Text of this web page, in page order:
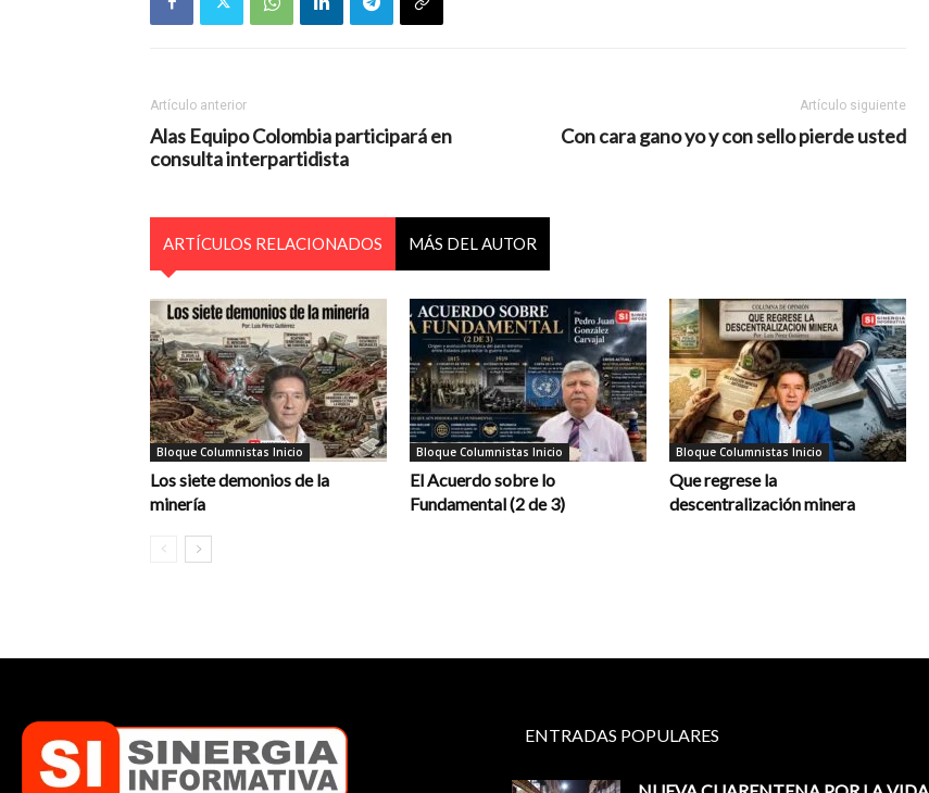
Artículo anterior
Alas Equipo Colombia participará en
consulta interpartidista
Artículo siguiente
Con cara gano yo y con sello pierde usted
ARTÍCULOS RELACIONADOS MÁS DEL AUTOR
Bloque Columnistas Inicio
Los siete demonios de la
minería
Bloque Columnistas Inicio
El Acuerdo sobre lo
Fundamental (2 de 3)
Bloque Columnistas Inicio
Que regrese la
descentralización minera
ENTRADAS POPULARES